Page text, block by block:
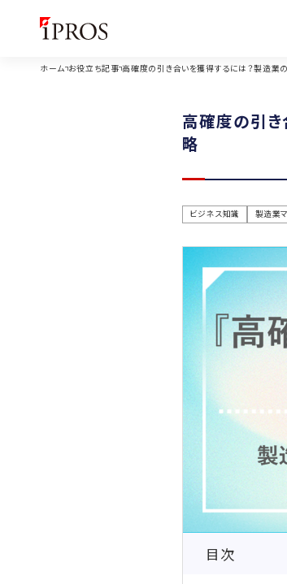
ホーム お役立ち記事 高確度の引き合いを獲得するには？製造業
高確度の引き
略
ビジネス知識 製造業
目次